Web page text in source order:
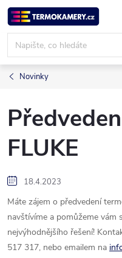
Přejít
na
obsah
Novinky
FLUKE
18.4.2023
Máte zájem o předvedení
navštívíme a pomůžeme vám
nejvýhodnějšího řešení!
517 317, nebo emailem na